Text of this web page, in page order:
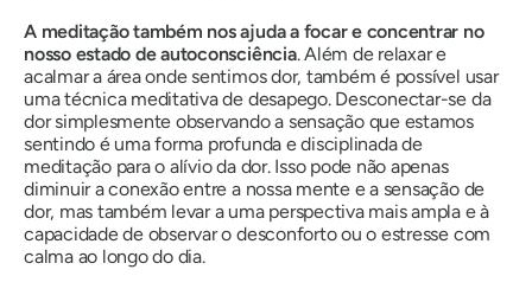
A meditação também nos ajuda a focar e concentrar no
nosso estado de autoconsciência. Além de relaxar e
acalmar a área onde sentimos dor, também é possível usar
uma técnica meditativa de desapego. Desconectar-se da
dor simplesmente observando a sensação que estamos
sentindo é uma forma profunda e disciplinada de
meditação para o alívio da dor. Isso pode não apenas
diminuir a conexão entre a nossa mente e a sensação de
dor, mas também levar a uma perspectiva mais ampla e à
capacidade de observar o desconforto ou o estresse com
calma ao longo do dia.